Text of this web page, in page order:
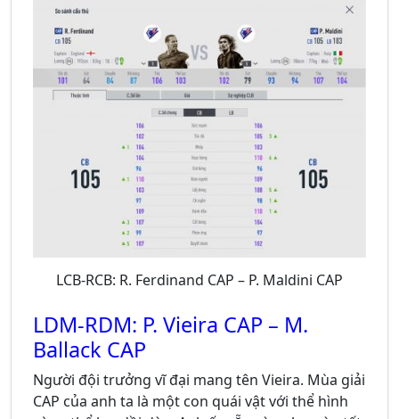
LCB-RCB: R. Ferdinand CAP – P. Maldini CAP
LDM-RDM: P. Vieira CAP – M.
Ballack CAP
Người đội trưởng vĩ đại mang tên Vieira. Mùa giải
CAP của anh ta là một con quái vật với thể hình